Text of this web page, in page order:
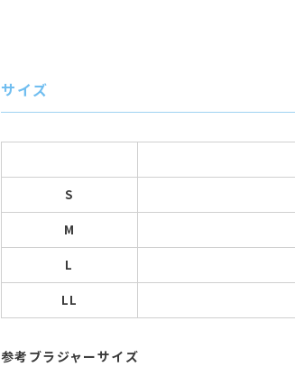
サイズ
S
M
L
LL
参考ブラジャーサイズ